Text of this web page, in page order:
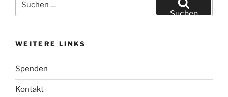
nach:
Suchen
WEITERE LINKS
Spenden
Kontakt